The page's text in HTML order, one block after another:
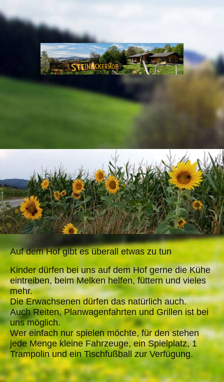
Auf dem Hof gibt es überall etwas zu tun
Kinder dürfen bei uns auf dem Hof gerne die Kühe
eintreiben, beim Melken helfen, füttern und vieles
mehr.
Die Erwachsenen dürfen das natürlich auch.
Auch Reiten, Planwagenfahrten und Grillen ist bei
uns möglich.
Wer einfach nur spielen möchte, für den stehen
jede Menge kleine Fahrzeuge, ein Spielplatz, 1
Trampolin und ein Tischfußball zur Verfügung.